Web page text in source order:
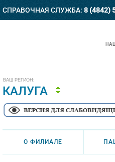
СПРАВОЧНАЯ СЛУЖБА: 8 (4842)
ВАШ РЕГИОН:
КАЛУГА
О ФИЛИАЛЕ